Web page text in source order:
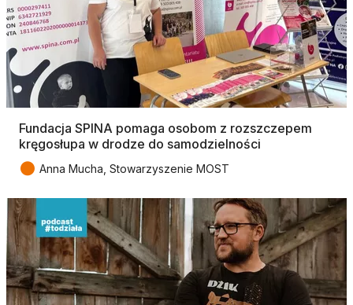
Fundacja SPINA pomaga osobom z rozszczepem
kręgosłupa w drodze do samodzielności
● Anna Mucha, Stowarzyszenie MOST